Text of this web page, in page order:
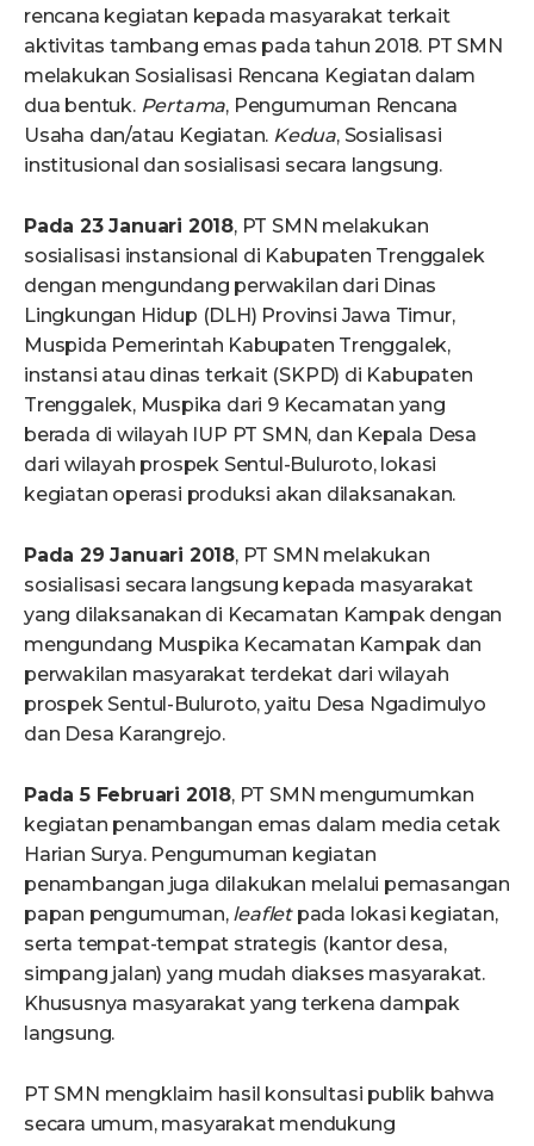
rencana kegiatan kepada masyarakat terkait
aktivitas tambang emas pada tahun 2018. PT SMN
melakukan Sosialisasi Rencana Kegiatan dalam
dua bentuk. Pertama, Pengumuman Rencana
Usaha dan/atau Kegiatan. Kedua, Sosialisasi
institusional dan sosialisasi secara langsung.
Pada 23 Januari 2018, PT SMN melakukan
sosialisasi instansional di Kabupaten Trenggalek
dengan mengundang perwakilan dari Dinas
Lingkungan Hidup (DLH) Provinsi Jawa Timur,
Muspida Pemerintah Kabupaten Trenggalek,
instansi atau dinas terkait (SKPD) di Kabupaten
Trenggalek, Muspika dari 9 Kecamatan yang
berada di wilayah IUP PT SMN, dan Kepala Desa
dari wilayah prospek Sentul-Buluroto, lokasi
kegiatan operasi produksi akan dilaksanakan.
Pada 29 Januari 2018, PT SMN melakukan
sosialisasi secara langsung kepada masyarakat
yang dilaksanakan di Kecamatan Kampak dengan
mengundang Muspika Kecamatan Kampak dan
perwakilan masyarakat terdekat dari wilayah
prospek Sentul-Buluroto, yaitu Desa Ngadimulyo
dan Desa Karangrejo.
Pada 5 Februari 2018, PT SMN mengumumkan
kegiatan penambangan emas dalam media cetak
Harian Surya. Pengumuman kegiatan
penambangan juga dilakukan melalui pemasangan
papan pengumuman, leafletpada lokasi kegiatan,
serta tempat-tempat strategis (kantor desa,
simpang jalan) yang mudah diakses masyarakat.
Khususnya masyarakat yang terkena dampak
langsung.
PT SMN mengklaim hasil konsultasi publik bahwa
secara umum, masyarakat mendukung